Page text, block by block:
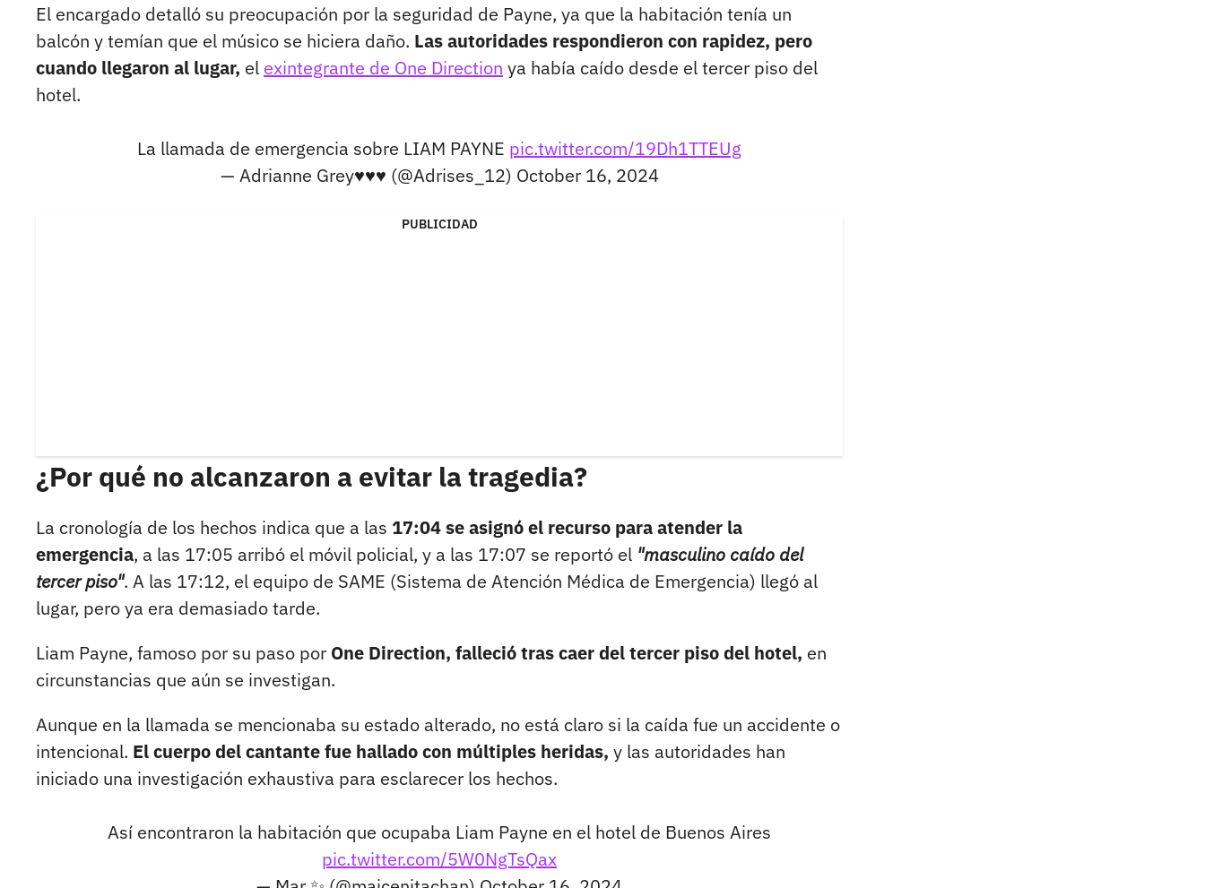
El encargado detalló su preocupación por la seguridad de Payne, ya que la habitación tenía un
balcón y temían que el músico se hiciera daño. Las autoridades respondieron con rapidez, pero
cuando llegaron al lugar, el exintegrante de One Direction ya había caído desde el tercer piso del
hotel.
La llamada de emergencia sobre LIAM PAYNE pic.twitter.com/19Dh1TTEUg
— Adrianne Grey♥♥♥ (@Adrises_12) October 16, 2024
PUBLICIDAD
¿Por qué no alcanzaron a evitar la tragedia?
La cronología de los hechos indica que a las 17:04 se asignó el recurso para atender la
emergencia, a las 17:05 arribó el móvil policial, y a las 17:07 se reportó el "masculino caído del
tercer piso". A las 17:12, el equipo de SAME (Sistema de Atención Médica de Emergencia) llegó al
lugar, pero ya era demasiado tarde.
Liam Payne, famoso por su paso por One Direction, falleció tras caer del tercer piso del hotel, en
circunstancias que aún se investigan.
Aunque en la llamada se mencionaba su estado alterado, no está claro si la caída fue un accidente o
intencional. El cuerpo del cantante fue hallado con múltiples heridas, y las autoridades han
iniciado una investigación exhaustiva para esclarecer los hechos.
Así encontraron la habitación que ocupaba Liam Payne en el hotel de Buenos Aires
pic.twitter.com/5W0NgTsQax